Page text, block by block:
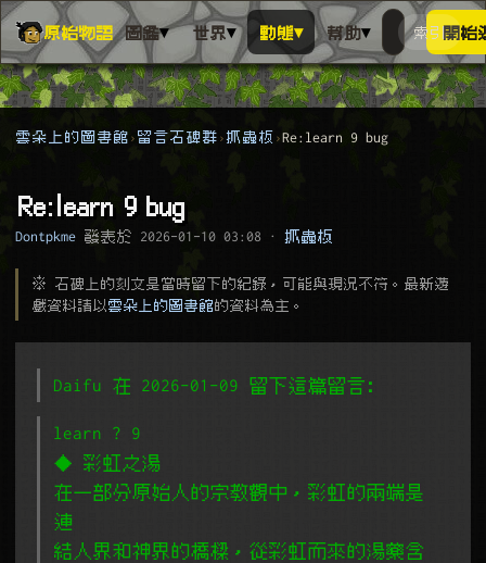
原始物語 圖鑑▾ 世界▾ 動態▾ 幫助▾
搜尋萬物
搜人物、
索引開始
雲朵上的圖書館 留言石碑群 抓蟲板 Re:learn 9 bug
Re:learn 9 bug
Dontpkme 發表於 2026-01-10 03:08 · 抓蟲板
※ 石碑上的刻文是當時留下的紀錄，可能與現況不符。最新遊
戲資料請以 雲朵上的圖書館的資料為主。
Daifu 在 2026-01-09 留下這篇留言﹕
learn ? 9
◆ 彩虹之湯
在一部分原始人的宗教觀中，彩虹的兩端是
連
結人界和神界的橋樑，從彩虹而來的湯藥含